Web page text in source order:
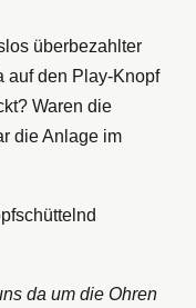
überbezahlter
auf den Play-Knopf
Waren die
die Anlage im
da um die Ohren